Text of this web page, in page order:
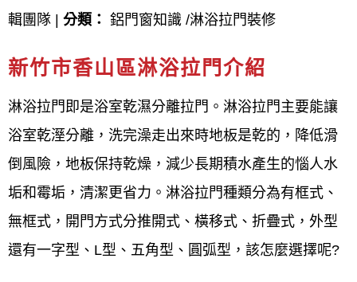
條,浴室拉門膠條更換費用,淋浴拉門膠條,淋浴門止水
淋浴拉門,新竹市香山區淋浴門,新竹市香山區乾濕分
離,新竹市香山區淋浴拉門推薦,新竹市香山區淋浴拉門
價格,新竹市香山區淋浴拉門安裝,新竹市香山區淋浴拉
門尺寸,新竹市香山區淋浴拉門玻璃,新竹市香山區淋浴
拉門樣式,新竹市香山區淋浴拉門廠商,新竹市香山區淋
浴拉門ptt,新竹市香山區淋浴拉門dcard,新竹市香山區
浴室拉門,新竹市香山區淋浴門價格,新竹市香山區淋浴
輯團隊 | 分類： 鋁門窗知識 /淋浴拉門裝修
新竹市香山區淋浴拉門介紹
淋浴拉門即是浴室乾濕分離拉門。淋浴拉門主要能讓
浴室乾溼分離，洗完澡走出來時地板是乾的，降低滑
倒風險，地板保持乾燥，減少長期積水產生的惱人水
垢和霉垢，清潔更省力。淋浴拉門種類分為有框式、
無框式，開門方式分推開式、橫移式、折疊式，外型
還有一字型、L型、五角型、圓弧型，該怎麼選擇呢?